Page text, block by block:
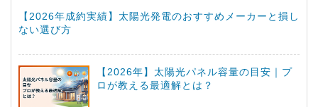
【2026年成約実績】太陽光発電のおすすめメーカーと損し
ない選び方
【2026年】太陽光パネル容量の目安｜プ
ロが教える最適解とは？